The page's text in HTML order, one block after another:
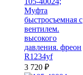
Муфта
быстросъемная с
вентилем.
высокого
давления. фреон
R1234yf
3 720 ₽